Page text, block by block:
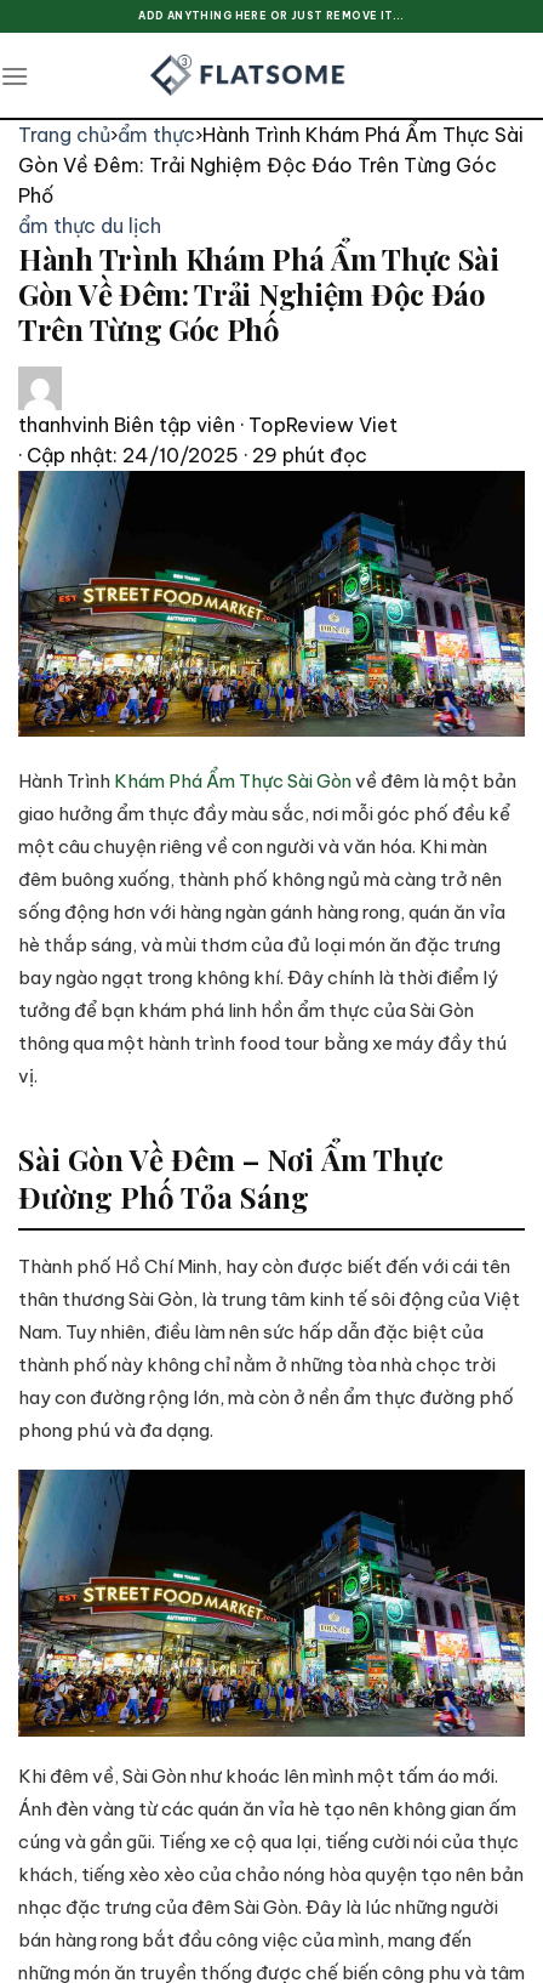
content
ADD ANYTHING HERE OR JUST REMOVE IT...
Trang chủ›ẩm thực›Hành Trình Khám Phá Ẩm Thực Sài
Gòn Về Đêm: Trải Nghiệm Độc Đáo Trên Từng Góc
Phố
ẩm thực du lịch
Hành Trình Khám Phá Ẩm Thực Sài
Gòn Về Đêm: Trải Nghiệm Độc Đáo
Trên Từng Góc Phố
thanhvinh Biên tập viên · TopReview Viet
· Cập nhật: 24/10/2025 · 29 phút đọc
Hành Trình Khám Phá Ẩm Thực Sài Gònvề đêm là một bản
giao hưởng ẩm thực đầy màu sắc, nơi mỗi góc phố đều kể
một câu chuyện riêng về con người và văn hóa. Khi màn
đêm buông xuống, thành phố không ngủ mà càng trở nên
sống động hơn với hàng ngàn gánh hàng rong, quán ăn vỉa
hè thắp sáng, và mùi thơm của đủ loại món ăn đặc trưng
bay ngào ngạt trong không khí. Đây chính là thời điểm lý
tưởng để bạn khám phá linh hồn ẩm thực của Sài Gòn
thông qua một hành trình food tour bằng xe máy đầy thú
vị.
Sài Gòn Về Đêm – Nơi Ẩm Thực
Đường Phố Tỏa Sáng
Thành phố Hồ Chí Minh, hay còn được biết đến với cái tên
thân thương Sài Gòn, là trung tâm kinh tế sôi động của Việt
Nam. Tuy nhiên, điều làm nên sức hấp dẫn đặc biệt của
thành phố này không chỉ nằm ở những tòa nhà chọc trời
hay con đường rộng lớn, mà còn ở nền ẩm thực đường phố
phong phú và đa dạng.
Khi đêm về, Sài Gòn như khoác lên mình một tấm áo mới.
Ánh đèn vàng từ các quán ăn vỉa hè tạo nên không gian ấm
cúng và gần gũi. Tiếng xe cộ qua lại, tiếng cười nói của thực
khách, tiếng xèo xèo của chảo nóng hòa quyện tạo nên bản
nhạc đặc trưng của đêm Sài Gòn. Đây là lúc những người
bán hàng rong bắt đầu công việc của mình, mang đến
những món ăn truyền thống được chế biến công phu và tâm